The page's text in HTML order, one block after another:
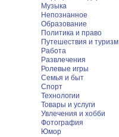
Музыка
Непознанное
Образование
Политика и право
Путешествия и туризм
Работа
Развлечения
Ролевые игры
Семья и быт
Спорт
Технологии
Товары и услуги
Увлечения и хобби
Фотография
Юмор